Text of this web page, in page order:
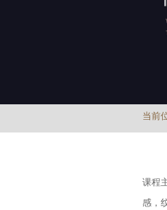
当前
课程
感，